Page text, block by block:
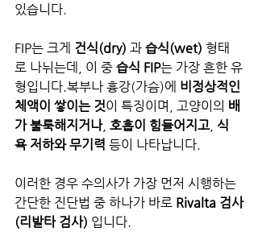
있습니다.
FIP는 크게 건식(dry) 과 습식(wet) 형태
로 나뉘는데, 이 중 습식 FIP는 가장 흔한 유
형입니다.복부나 흉강(가슴)에 비정상적인
체액이 쌓이는 것이 특징이며, 고양이의 배
가 불룩해지거나, 호흡이 힘들어지고 식
욕 저하와 무기력 등이 나타납니다.
이러한 경우 수의사가 가장 먼저 시행하는
간단한 진단법 중 하나가 바로 Rivalta 검사
(리발타 검사) 입니다.